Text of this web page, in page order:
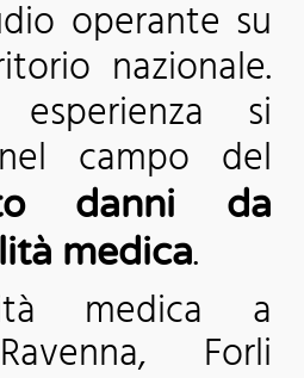
operante su
nazionale.
si
campo del
danni da
medica.
medica a
Forli